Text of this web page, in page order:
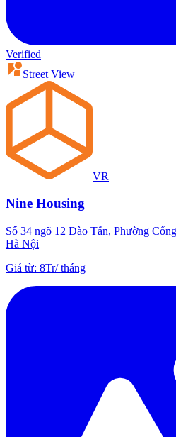
Verified
Street View
VR
Nine Housing
Số 34 ngõ 12 Đào Tấn, Phường
Hà Nội
Giá từ: 8Tr/tháng